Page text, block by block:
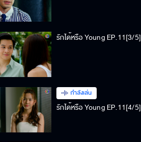
รักได้หรือ Young EP.11[3/5]
กำลังเล่น
รักได้หรือ Young EP.11[4/5]